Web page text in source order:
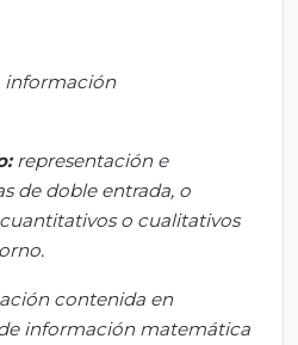
información
: representación e
de doble entrada, o
o cualitativos
contenida en
información matemática